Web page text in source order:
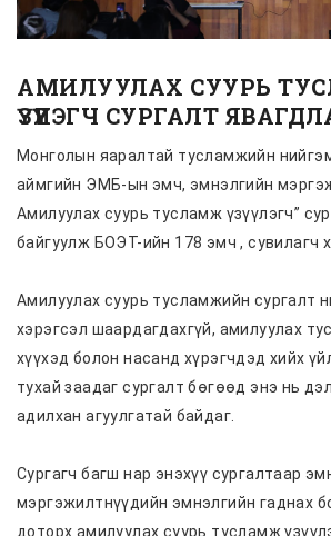
АМИЛУУЛАХ СУУРЬ
ҮЗҮҮЛЭГЧ СУРГАЛТ
Монголын яаралтай тусламжийн
аймгийн ЭМБ-ын эмч, эмнэлгийн
Амилуулах суурь тусламж үзүүлэгч”
байгуулж БОЭТ-ийн 178 эмч , сувилагч
Амилуулах суурь тусламжийн сургалт
хэрэгсэл шаардагдахгүй, амилуулах
хүүхэд болон насанд хүрэгчдэд хийх
тухай заадаг сургалт бөгөөд энэ нь
адилхан агуулгатай байдаг.
Сургагч багш нар энэхүү сургалтаар
мэргэжилтнүүдийн эмнэлгийн гаднах
доторх амилуулах суурь тусламж